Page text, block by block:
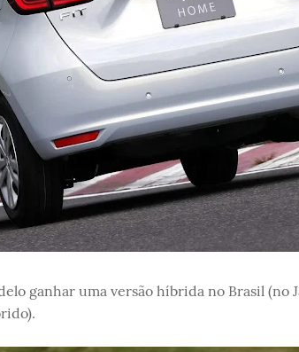
ganhar uma versão híbrida no Brasil (no